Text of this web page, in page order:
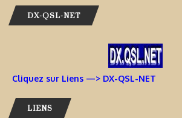
DX-QSL-NET
Cliquez sur Liens —> DX-QSL-NET
LIENS